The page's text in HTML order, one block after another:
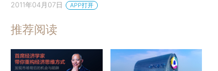
2011年04月07日 APP打开
推荐阅读